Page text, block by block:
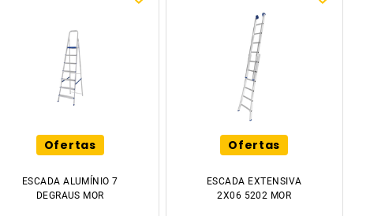
Ofertas
ESCADA ALUMÍNIO 7
DEGRAUS MOR
Ofertas
ESCADA EXTENSIVA
2X06 5202 MOR